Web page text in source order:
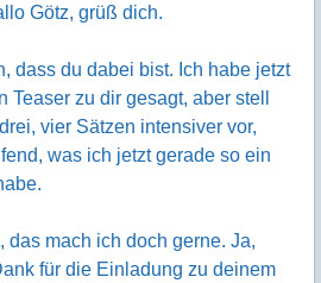
Götz, grüß dich.
dass du dabei bist. Ich habe jetzt
zu dir gesagt, aber stell
vier Sätzen intensiver vor,
was ich jetzt gerade so ein
das mach ich doch gerne. Ja,
für die Einladung zu deinem